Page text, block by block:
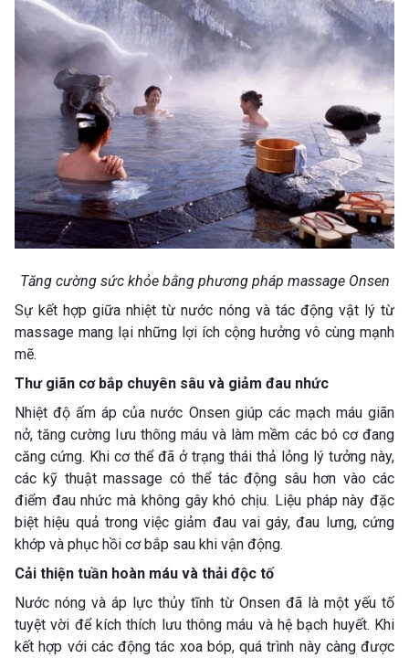
Tăng cường sức khỏe bằng phương pháp massage Onsen
Sự kết hợp giữa nhiệt từ nước nóng và tác động vật lý từ
massage mang lại những lợi ích cộng hưởng vô cùng mạnh
mẽ.
Thư giãn cơ bắp chuyên sâu và giảm đau nhức
Nhiệt độ ấm áp của nước Onsen giúp các mạch máu giãn
nở, tăng cường lưu thông máu và làm mềm các bó cơ đang
căng cứng. Khi cơ thể đã ở trạng thái thả lỏng lý tưởng này,
các kỹ thuật massage có thể tác động sâu hơn vào các
điểm đau nhức mà không gây khó chịu. Liệu pháp này đặc
biệt hiệu quả trong việc giảm đau vai gáy, đau lưng, cứng
khớp và phục hồi cơ bắp sau khi vận động.
Cải thiện tuần hoàn máu và thải độc tố
Nước nóng và áp lực thủy tĩnh từ Onsen đã là một yếu tố
tuyệt vời để kích thích lưu thông máu và hệ bạch huyết. Khi
kết hợp với các động tác xoa bóp, quá trình này càng được